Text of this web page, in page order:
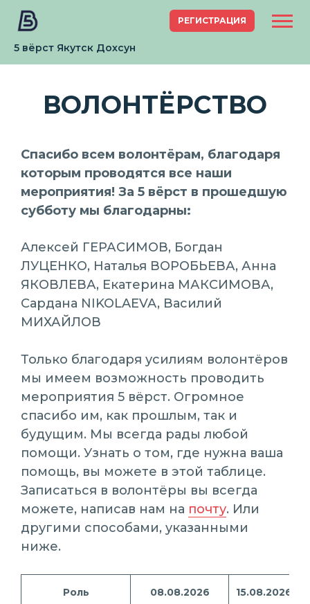
РЕГИСТРАЦИЯ
5 вёрст Якутск Дохсун
ВОЛОНТЁРСТВО
Спасибо всем волонтёрам, благодаря
которым проводятся все наши
мероприятия! За 5 вёрст в прошедшую
субботу мы благодарны:
Алексей ГЕРАСИМОВ, Богдан
ЛУЦЕНКО, Наталья ВОРОБЬЕВА, Анна
ЯКОВЛЕВА, Екатерина МАКСИМОВА,
Сардана NIKOLAEVA, Василий
МИХАЙЛОВ
Только благодаря усилиям волонтёров
мы имеем возможность проводить
мероприятия 5 вёрст. Огромное
спасибо им, как прошлым, так и
будущим. Мы всегда рады любой
помощи. Узнать о том, где нужна ваша
помощь, вы можете в этой таблице.
Записаться в волонтёры вы всегда
можете, написав нам на почту. Или
другими способами, указанными
ниже.
Роль 08.08.2026 15.08.2026